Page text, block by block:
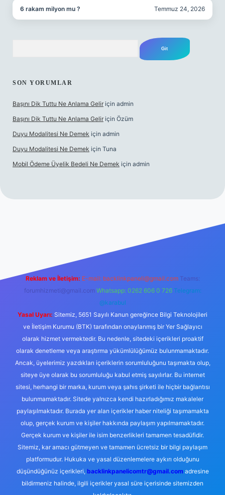
6 rakam milyon mu ? Temmuz 24, 2026
SON YORUMLAR
Başını Dik Tuttu Ne Anlama Gelir için admin
Başını Dik Tuttu Ne Anlama Gelir için Özüm
Duyu Modalitesi Ne Demek için admin
Duyu Modalitesi Ne Demek için Tuna
Mobil Ödeme Üyelik Bedeli Ne Demek için admin
Reklam ve İletişim: E-mail: backlinkpaneli@gmail.com Teams:
forumhizmeti@gmail.com Whatsapp: 0262 606 0 726 Telegram:
@karabul
Yasal Uyarı: Sitemiz, 5651 Sayılı Kanun gereğince Bilgi Teknolojileri
ve İletişim Kurumu (BTK) tarafından onaylanmış bir Yer Sağlayıcı
olarak hizmet vermektedir. Bu nedenle, sitedeki içerikleri proaktif
olarak denetleme veya araştırma yükümlülüğümüz bulunmamaktadır.
Ancak, üyelerimiz yazdıkları içeriklerin sorumluluğunu taşımakta olup,
siteye üye olarak bu sorumluluğu kabul etmiş sayılırlar. Bu internet
sitesi, herhangi bir marka, kurum veya şahıs şirketi ile hiçbir bağlantısı
bulunmamaktadır. Sitede yalnızca kendi hazırladığımız makaleler
paylaşılmaktadır. Burada yer alan içerikler haber niteliği taşımamakta
olup, gerçek kurum ve kişiler hakkında paylaşım yapılmamaktadır.
Gerçek kurum ve kişiler ile isim benzerlikleri tamamen tesadüfidir.
Sitemiz, kar amacı gütmeyen ve tamamen ücretsiz bir bilgi paylaşım
platformudur. Hukuka ve yasal düzenlemelere aykırı olduğunu
düşündüğünüz içerikleri, backlinkpanelicomtr@gmail.comadresine
bildirmeniz halinde, ilgili içerikler yasal süre içerisinde sitemizden